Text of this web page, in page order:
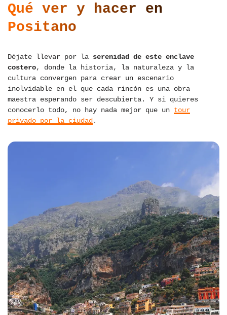
Qué ver y hacer en
Positano
Déjate llevar por la serenidad de este enclave
costero, donde la historia, la naturaleza y la
cultura convergen para crear un escenario
inolvidable en el que cada rincón es una obra
maestra esperando ser descubierta. Y si quieres
conocerlo todo, no hay nada mejor que un tour
privado por la ciudad.